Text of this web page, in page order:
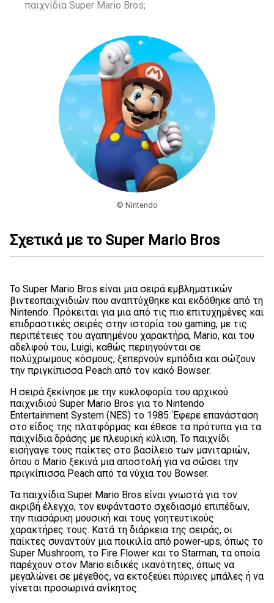
παιχνίδια Super Mario Bros;
© Nintendo
Σχετικά με το Super Mario Bros
Το Super Mario Bros είναι μια σειρά εμβληματικών
βιντεοπαιχνιδιών που αναπτύχθηκε και εκδόθηκε από τη
Nintendo. Πρόκειται για μια από τις πιο επιτυχημένες και
επιδραστικές σειρές στην ιστορία του gaming, με τις
περιπέτειες του αγαπημένου χαρακτήρα, Mario, και του
αδελφού του, Luigi, καθώς περιηγούνται σε
πολύχρωμους κόσμους, ξεπερνούν εμπόδια και σώζουν
την πριγκίπισσα Peach από τον κακό Bowser.
Η σειρά ξεκίνησε με την κυκλοφορία του αρχικού
παιχνιδιού Super Mario Bros για το Nintendo
Entertainment System (NES) το 1985. Έφερε επανάσταση
στο είδος της πλατφόρμας και έθεσε τα πρότυπα για τα
παιχνίδια δράσης με πλευρική κύλιση. Το παιχνίδι
εισήγαγε τους παίκτες στο βασίλειο των μανιταριών,
όπου ο Mario ξεκινά μια αποστολή για να σώσει την
πριγκίπισσα Peach από τα νύχια του Bowser.
Τα παιχνίδια Super Mario Bros είναι γνωστά για τον
ακριβή έλεγχο, τον ευφάνταστο σχεδιασμό επιπέδων,
την πιασάρικη μουσική και τους γοητευτικούς
χαρακτήρες τους. Κατά τη διάρκεια της σειράς, οι
παίκτες συναντούν μια ποικιλία από power-ups, όπως το
Super Mushroom, το Fire Flower και το Starman, τα οποία
παρέχουν στον Mario ειδικές ικανότητες, όπως να
μεγαλώνει σε μέγεθος, να εκτοξεύει πύρινες μπάλες ή να
γίνεται προσωρινά ανίκητος.